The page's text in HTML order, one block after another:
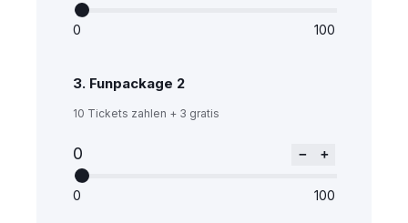
0 100
3. Funpackage 2
10 Tickets zahlen + 3 gratis
0 − +
0 100